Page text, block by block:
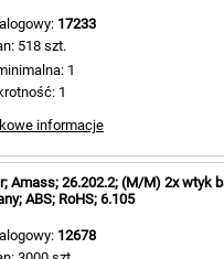
17233
518 szt.
1
1
informacje
Amass; 26.202.2; (M/M) 2x wtyk
ABS; RoHS; 6.105
12678